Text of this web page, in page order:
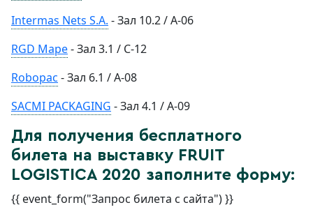
Intermas Nets S.A. - Зал 10.2 / A-06
RGD Mape- Зал 3.1 / C-12
Robopac - Зал 6.1 / A-08
SACMI PACKAGING - Зал 4.1 / A-09
Для получения бесплатного
билета на выставку FRUIT
LOGISTICA 2020 заполните форму:
{{ event_form("Запрос билета с сайта") }}